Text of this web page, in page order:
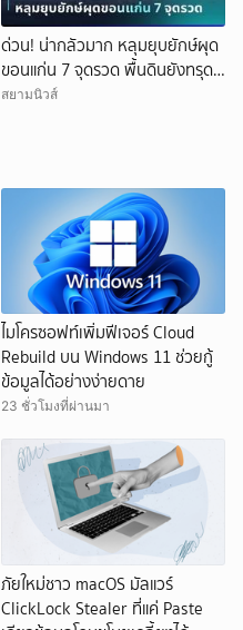
ด่วน! น่ากลัวมาก หลุมยุบยักษ์ผุด
ขอนแก่น 7 จุดรวด พื้นดินยังทรุด
ไม่หยุด ชาวบ้านผวาหนัก
สยามนิวส์
ไมโครซอฟท์เพิ่มฟีเจอร์ Cloud
Rebuild บน Windows 11 ช่วยกู้
ข้อมูลได้อย่างง่ายดาย
23 ชั่วโมงที่ผ่านมา
ภัยใหม่ชาว macOS มัลแวร์
ClickLock Stealer ที่แค่ Paste